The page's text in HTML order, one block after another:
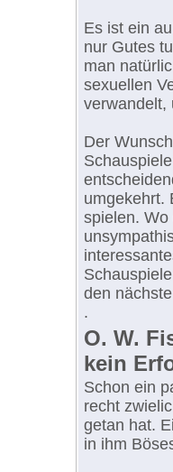
Es ist ein
nur Gutes
man
sexuellen
verwandelt,
Der
umgekehrt.
spielen.
den
.
O. W.
kein
Schon ein
recht
getan hat.
in ihm